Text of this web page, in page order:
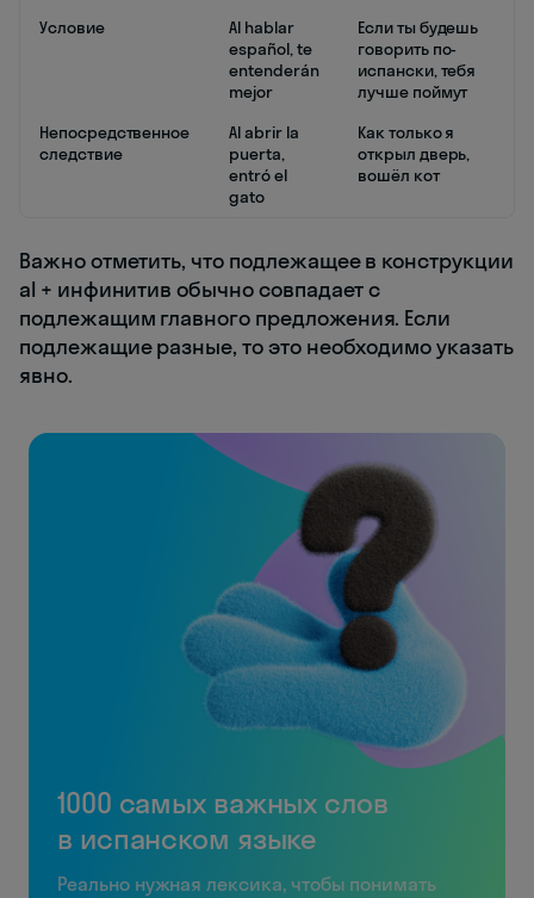
Условие
Al hablar
español, te
entenderán
mejor
Если ты будешь
говорить по-
испански, тебя
лучше поймут
Непосредственное
следствие
Al abrir la
puerta,
entró el
gato
Как только я
открыл дверь,
вошёл кот
Важно отметить, что подлежащее в конструкции
al + инфинитив обычно совпадает с
подлежащим главного предложения. Если
подлежащие разные, то это необходимо указать
явно.
1000 самых важных слов
в испанском языке
Реально нужная лексика, чтобы понимать